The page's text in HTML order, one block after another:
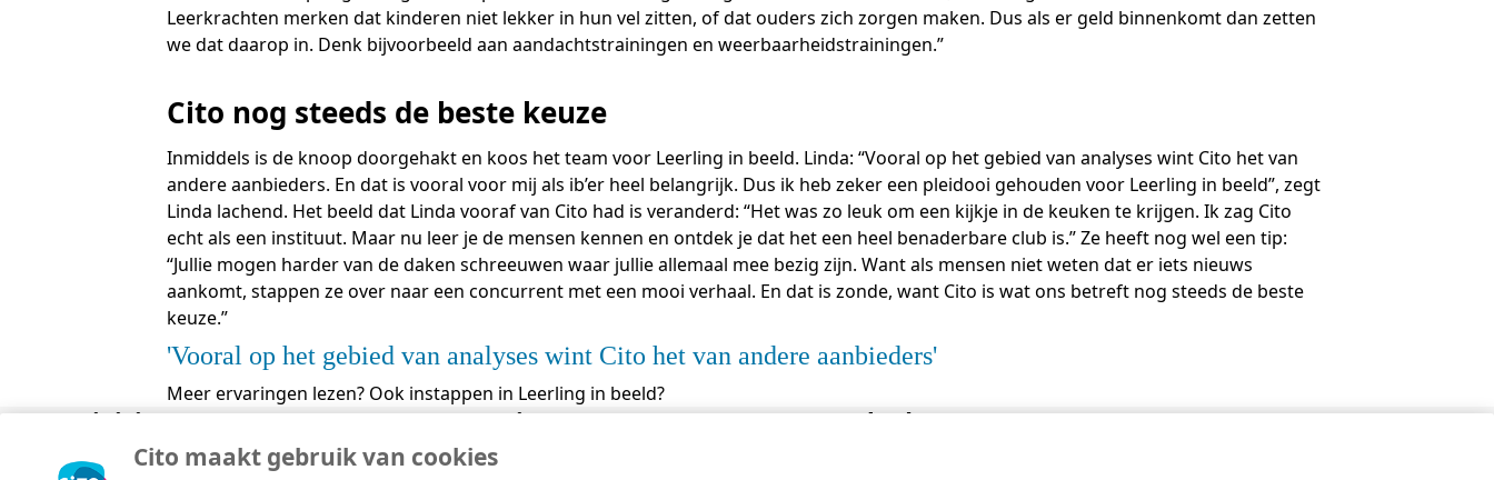
Cito maakt gebruik van cookies
Leerkrachten merken dat kinderen niet lekker in hun vel zitten, of dat ouders zich zorgen maken. Dus als er geld binnenkomt dan zetten
we dat daarop in. Denk bijvoorbeeld aan aandachtstrainingen en weerbaarheidstrainingen.”
Cito nog steeds de beste keuze
Inmiddels is de knoop doorgehakt en koos het team voor Leerling in beeld. Linda: “Vooral op het gebied van analyses wint Cito het van
andere aanbieders. En dat is vooral voor mij als ib’er heel belangrijk. Dus ik heb zeker een pleidooi gehouden voor Leerling in beeld”, zegt
Linda lachend. Het beeld dat Linda vooraf van Cito had is veranderd: “Het was zo leuk om een kijkje in de keuken te krijgen. Ik zag Cito
echt als een instituut. Maar nu leer je de mensen kennen en ontdek je dat het een heel benaderbare club is.” Ze heeft nog wel een tip:
“Jullie mogen harder van de daken schreeuwen waar jullie allemaal mee bezig zijn. Want als mensen niet weten dat er iets nieuws
aankomt, stappen ze over naar een concurrent met een mooi verhaal. En dat is zonde, want Cito is wat ons betreft nog steeds de beste
keuze.”
Vooral op het gebied van analyses wint Cito het van andere aanbieders
Meer ervaringen lezen? Ook instappen in Leerling in beeld?
Divisies Over Cito Bezoekadres Contact
Copyright © 2026 Cito. Alle rechten voorbehouden.